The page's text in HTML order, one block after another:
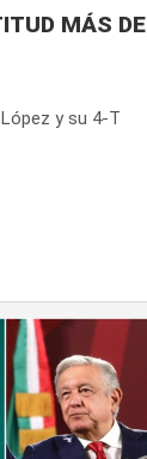
MÁS DE
y su 4-T